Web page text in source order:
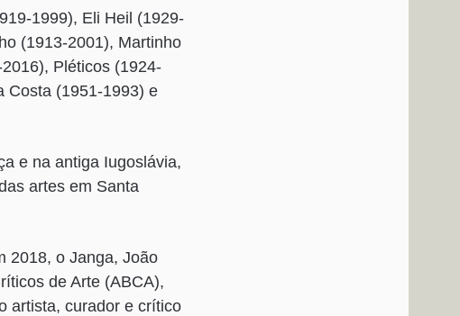
1999), Eli Heil (1929-
(1913-2001), Martinho
Pléticos (1924-
Costa (1951-1993) e
e na antiga Iugoslávia,
artes em Santa
2018, o Janga, João
de Arte (ABCA),
artista, curador e crítico